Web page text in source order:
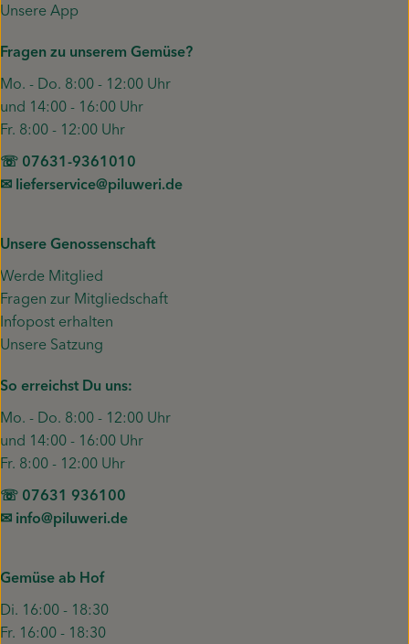
Unsere App
Fragen zu unserem Gemüse?
Mo. - Do. 8:00 - 12:00 Uhr
und 14:00 - 16:00 Uhr
Fr. 8:00 - 12:00 Uhr
☏ 07631-9361010
✉︎ lieferservice@piluweri.de
Unsere Genossenschaft
Werde Mitglied
Fragen zur Mitgliedschaft
Infopost erhalten
Unsere Satzung
So erreichst Du uns:
Mo. - Do. 8:00 - 12:00 Uhr
und 14:00 - 16:00 Uhr
Fr. 8:00 - 12:00 Uhr
☏ 07631 936100
✉︎ info@piluweri.de
Gemüse ab Hof
Di. 16:00 - 18:30
Fr. 16:00 - 18:30